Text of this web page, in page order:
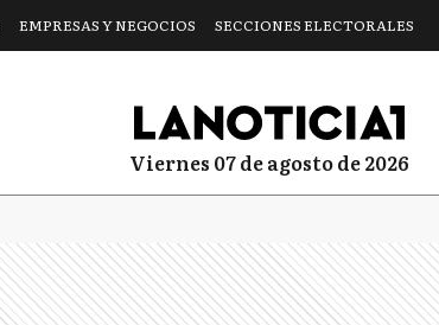
EMPRESAS Y NEGOCIOS SECCIONES ELECTORALES
viernes 07 de agosto de 2026